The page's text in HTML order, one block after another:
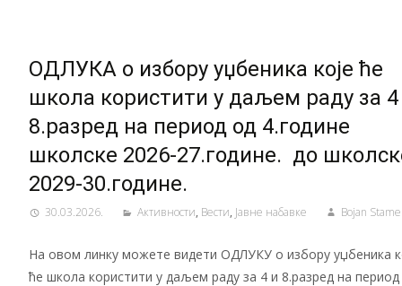
ОДЛУКА о избору уџбеника које ће
школа користити у даљем раду за
8.разред на период од 4.године
школске 2026-27.године. до
2029-30.године.
30.03.2026. Активности, Вести, Јавнe набавкe Bojan
На овом линку можете видети ОДЛУКУ о избору уџбеника
ће школа користити у даљем раду за 4 и 8.разред на